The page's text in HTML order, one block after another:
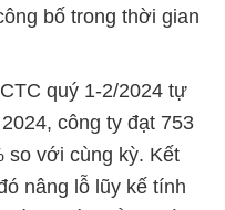
bố trong thời gian
quý 1-2/2024 tự
công ty đạt 753
so với cùng kỳ. Kết
nâng lỗ lũy kế tính